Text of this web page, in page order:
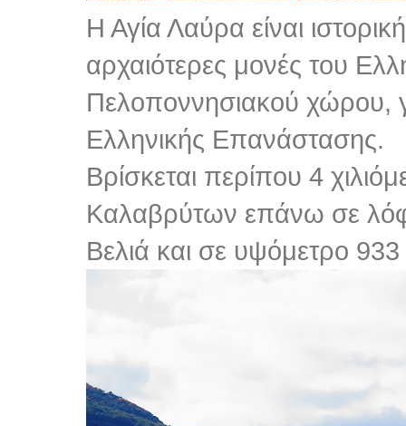
Η Αγία Λαύρα είναι
αρχαιότερες μονές του
Πελοποννησιακού χώρου,
Ελληνικής Επανάστασης.
Βρίσκεται περίπου 4
Καλαβρύτων επάνω σε
Βελιά και σε υψόμετρο